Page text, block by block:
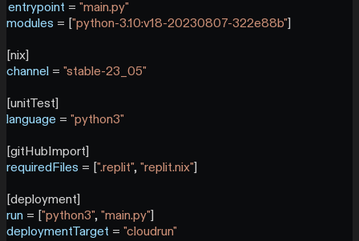
entrypoint = "main.py"
modules = ["python-3.10:v18-20230807-322e88b"]
[nix]
channel = "stable-23_05"
[unitTest]
language = "python3"
[gitHubImport]
requiredFiles = [".replit", "replit.nix"]
[deployment]
run = ["python3", "main.py"]
deploymentTarget = "cloudrun"